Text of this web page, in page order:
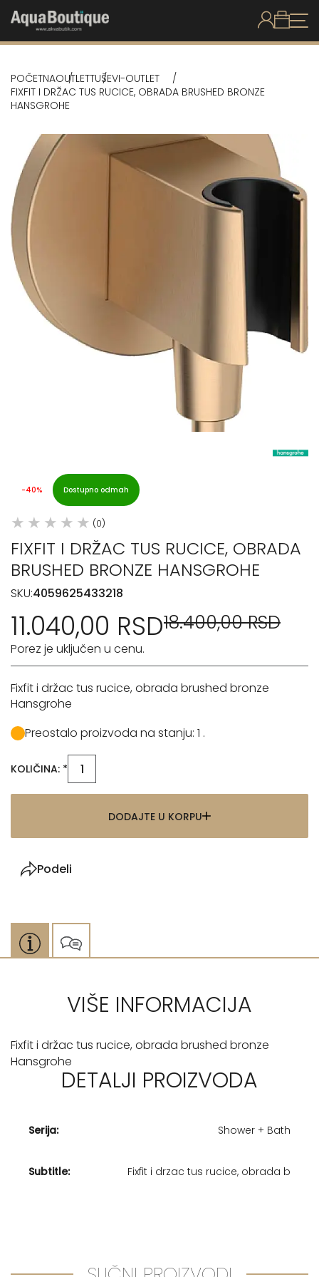
POČETNAOUTLETTUŠEVI-OUTLET
FIXFIT I DRŽAC TUS RUCICE, OBRADA BRUSHED BRONZE
HANSGROHE
-40% Dostupno odmah
(0)
FIXFIT I DRŽAC TUS RUCICE, OBRADA
BRUSHED BRONZE HANSGROHE
SKU:4059625433218
11.040,00 RSD18.400,00 RSD
Porez je uključen u cenu.
Fixfit i držac tus rucice, obrada brushed bronze
Hansgrohe
Preostalo proizvoda na stanju: 1 .
KOLIČINA: *
DODAJTE U KORPU
Podeli
VIŠE INFORMACIJA
Fixfit i držac tus rucice, obrada brushed bronze
Hansgrohe
DETALJI PROIZVODA
Serija: Shower + Bath
Subtitle: Fixfit i drzac tus rucice, obrada b